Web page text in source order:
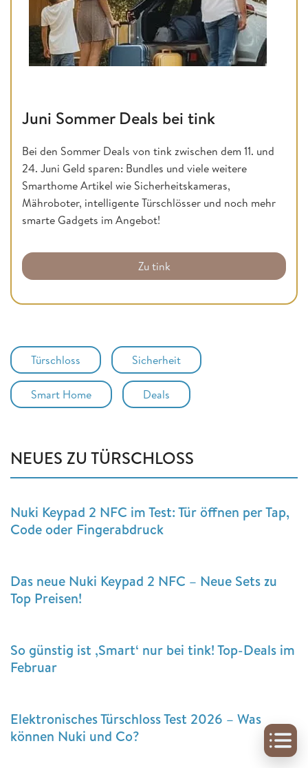
Juni Sommer Deals bei tink
Bei den Sommer Deals von tink zwischen dem 11. und
24. Juni Geld sparen: Bundles und viele weitere
Smarthome Artikel wie Sicherheitskameras,
Mähroboter, intelligente Türschlösser und noch mehr
smarte Gadgets im Angebot!
Zu tink
Türschloss Sicherheit
Smart Home Deals
NEUES ZU TÜRSCHLOSS
Nuki Keypad 2 NFC im Test: Tür öffnen per Tap,
Code oder Fingerabdruck
Das neue Nuki Keypad 2 NFC – Neue Sets zu
Top Preisen!
So günstig ist ‚Smart‘ nur bei tink! Top-Deals im
Februar
Elektronisches Türschloss Test 2026 – Was
können Nuki und Co?